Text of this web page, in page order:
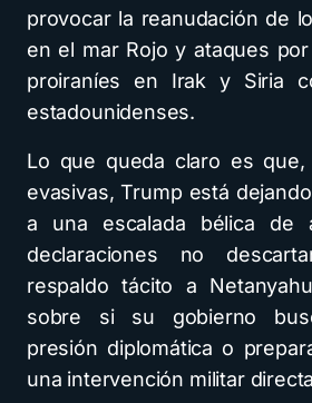
provocar la reanudación de
en el mar Rojo y ataques
proiraníes en Irak y Siria
estadounidenses.
Lo que queda claro es
evasivas, Trump está
a una escalada bélica de
declaraciones no
respaldo tácito a
sobre si su gobierno
presión diplomática o
una intervención militar